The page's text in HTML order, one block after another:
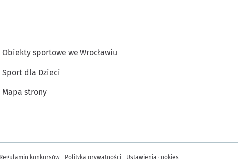
Obiekty sportowe we Wrocławiu
Sport dla Dzieci
Mapa strony
Regulamin konkursów Polityka prywatności Ustawienia cookies